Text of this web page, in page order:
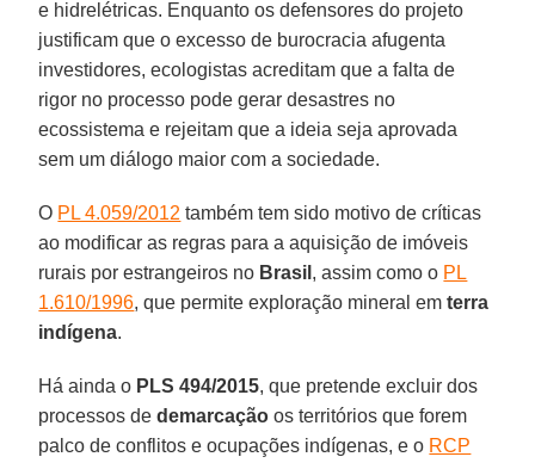
e hidrelétricas. Enquanto os defensores do projeto
justificam que o excesso de burocracia afugenta
investidores, ecologistas acreditam que a falta de
rigor no processo pode gerar desastres no
ecossistema e rejeitam que a ideia seja aprovada
sem um diálogo maior com a sociedade.
O PL 4.059/2012 também tem sido motivo de críticas
ao modificar as regras para a aquisição de imóveis
rurais por estrangeiros no Brasil , assim como o PL
1.610/1996, que permite exploração mineral emterra
indígena.
Há ainda o PLS 494/2015, que pretende excluir dos
processos dedemarcação os territórios que forem
palco de conflitos e ocupações indígenas, e o RCP